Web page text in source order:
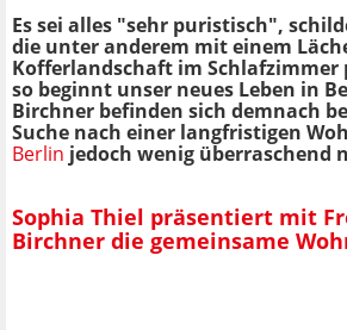
Es sei alles "sehr puristisch",
die unter anderem mit einem
Kofferlandschaft im
so beginnt unser neues Leben in
Birchner befinden sich demnach
Suche nach einer langfristigen
Berlin jedoch wenig überraschend
Sophia Thiel präsentiert mit
Birchner die gemeinsame